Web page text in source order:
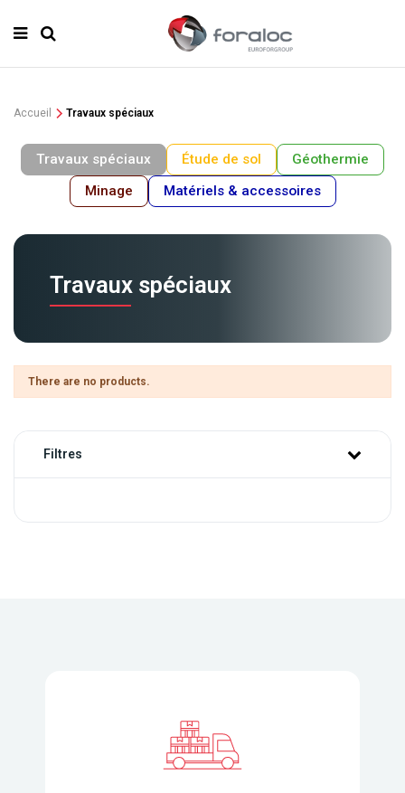
Accueil Travaux spéciaux
Travaux spéciaux Étude de sol
Géothermie
Minage
Matériels & accessoires
Travaux spéciaux
There are no products.
Filtres